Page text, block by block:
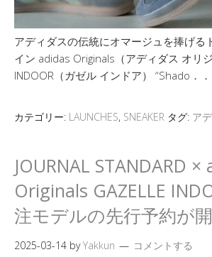
アディダスの伝統にオマージュを捧げる
イン adidas Originals（アディダス オリ
INDOOR（ガゼル インドア） “Shado．．
カテゴリー: LAUNCHES, SNEAKER タグ: ア
JOURNAL STANDARD ×
Originals GAZELLE
注モデルの先行予約が
2025-03-14 byYakkun コメントする